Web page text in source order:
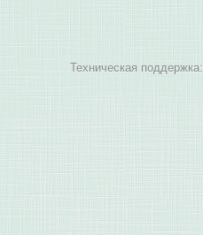
Техническая поддержка: